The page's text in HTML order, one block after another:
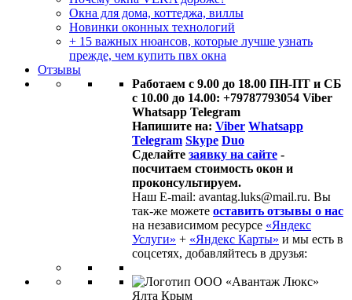
Окна для дома, коттеджа, виллы
Новинки оконных технологий
+ 15 важных нюансов, которые лучше узнать
прежде, чем купить пвх окна
Отзывы
Работаем с 9.00 до 18.00 ПН-ПТ и СБ
с 10.00 до 14.00: +79787793054 Viber
Whatsapp Telegram
Напишите на: Viber Whatsapp
Telegram Skype Duo
Сделайте заявку на сайте -
посчитаем стоимость окон и
проконсультируем.
Наш E-mail: avantag.luks@mail.ru. Вы
так-же можете оставить отзывы о нас
на независимом ресурсе «Яндекс
Услуги» + «Яндекс Карты» и мы есть в
соцсетях, добавляйтесь в друзья: